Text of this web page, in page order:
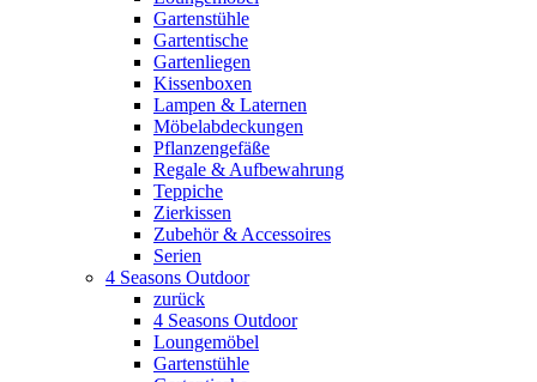
Gartenstühle
Gartentische
Gartenliegen
Kissenboxen
Lampen & Laternen
Möbelabdeckungen
Pflanzengefäße
Regale & Aufbewahrung
Teppiche
Zierkissen
Zubehör & Accessoires
Serien
4 Seasons Outdoor
zurück
4 Seasons Outdoor
Loungemöbel
Gartenstühle